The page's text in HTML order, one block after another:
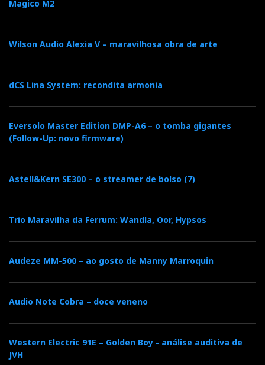
Magico M2
Wilson Audio Alexia V – maravilhosa obra de arte
dCS Lina System: recondita armonia
Eversolo Master Edition DMP-A6 – o tomba gigantes
(Follow-Up: novo firmware)
Astell&Kern SE300 – o streamer de bolso (7)
Trio Maravilha da Ferrum: Wandla, Oor, Hypsos
Audeze MM-500 – ao gosto de Manny Marroquin
Audio Note Cobra – doce veneno
Western Electric 91E – Golden Boy - análise auditiva de
JVH